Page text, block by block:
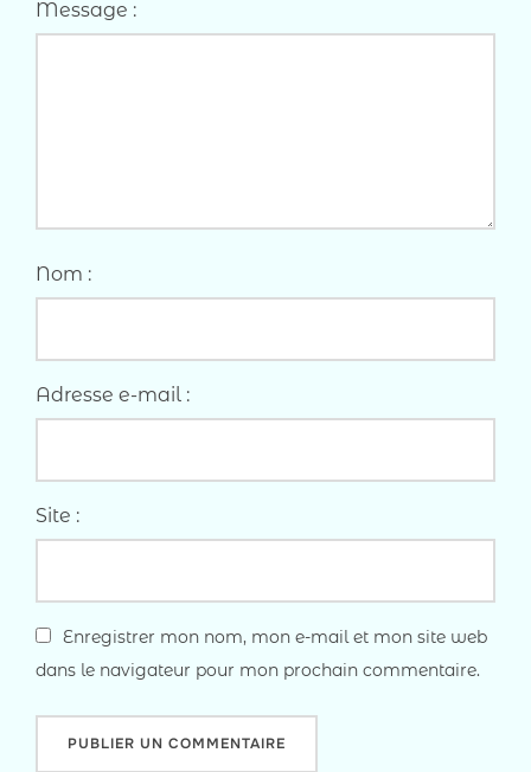
Message :
Nom :
Adresse e-mail :
Site :
Enregistrer mon nom, mon e-mail et mon site web
dans le navigateur pour mon prochain commentaire.